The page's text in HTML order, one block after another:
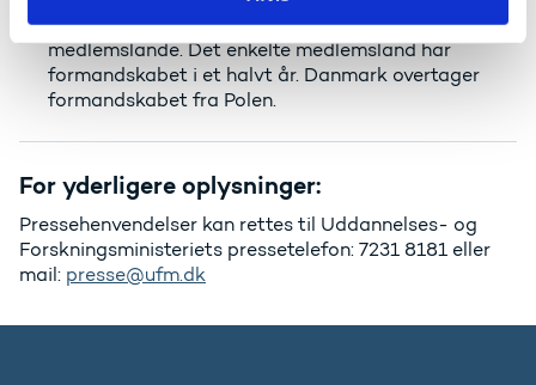
Formandskabet går på tur mellem EU’s
medlemslande. Det enkelte medlemsland har
formandskabet i et halvt år. Danmark overtager
formandskabet fra Polen.
For yderligere oplysninger:
Pressehenvendelser kan rettes til Uddannelses- og
Forskningsministeriets pressetelefon: 7231 8181 eller
mail: presse@ufm.dk